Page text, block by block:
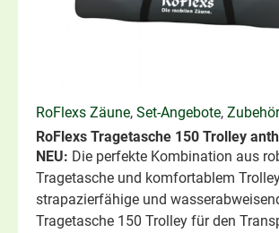
RoFlexs Zäune, Set-Angebote, Zubehör
RoFlexs Tragetasche 150 Trolley
NEU: Die perfekte Kombination aus
Tragetasche und komfortablem
strapazierfähige und
Tragetasche 150 Trolley für den